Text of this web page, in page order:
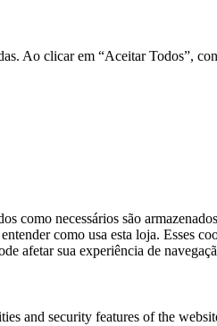
Ao clicar em “Aceitar Todos”,
como necessários são
como usa esta loja. Esses
afetar sua experiência de
and security features of the